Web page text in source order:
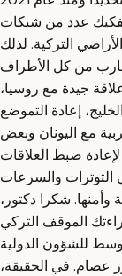
تفكيك عدد من شبكات
التركية. لذلك
من كل الأطراف
جيدة مع روسيا،
إعادة التموضع
مع اليونان وبعض
ضبط العلاقات
التوترات والسرعات
وأمنها. شكرا دكتور،
الموقف التركي
للشؤون الدولية
عصام. في الحقيقة،